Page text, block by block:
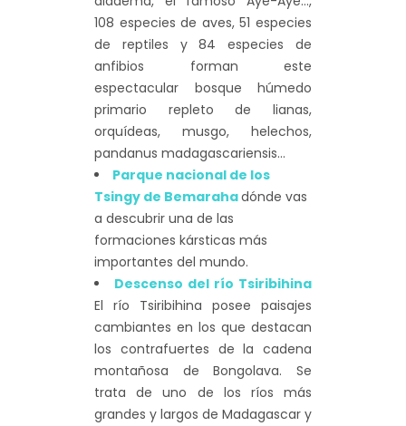
108 especies de aves, 51 especies
de reptiles y 84 especies de
anfibios forman este
espectacular bosque húmedo
primario repleto de lianas,
orquídeas, musgo, helechos,
pandanus madagascariensis…
Parque nacional de los
Tsingy de Bemarahadónde vas
a descubrir una de las
formaciones kársticas más
importantes del mundo.
Descenso del río Tsiribihina
El río Tsiribihina posee paisajes
cambiantes en los que destacan
los contrafuertes de la cadena
montañosa de Bongolava. Se
trata de uno de los ríos más
grandes y largos de Madagascar y